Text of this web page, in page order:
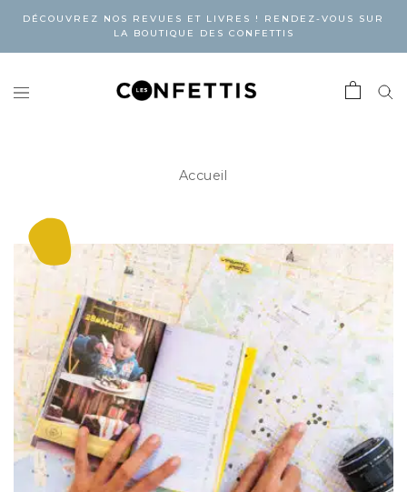
DÉCOUVREZ NOS REVUES ET LIVRES ! RENDEZ-VOUS SUR
LA BOUTIQUE DES CONFETTIS
Accueil